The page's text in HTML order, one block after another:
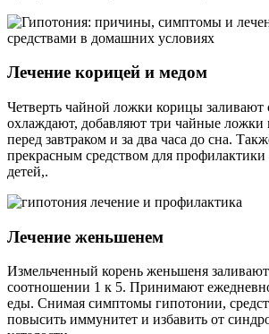
Лечение корицей и медом
Четверть чайной ложки корицы заливают
охлаждают, добавляют три чайные
перед завтраком и за два часа до сна.
прекрасным средством для
детей,.
Лечение женьшенем
Измельченный корень женьшеня
соотношении 1 к 5. Принимают
еды. Снимая симптомы гипотонии,
повысить иммунитет и избавить от